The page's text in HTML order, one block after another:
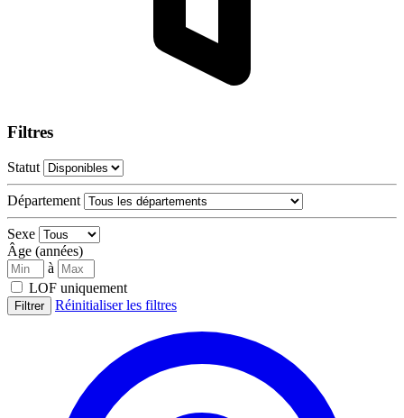
Filtres
Statut
Département
Sexe
Âge (années)
à
LOF uniquement
Filtrer Réinitialiser les filtres